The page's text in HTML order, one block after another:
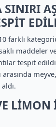
SINIRI
farklı
maddeler
tespit
LİMON